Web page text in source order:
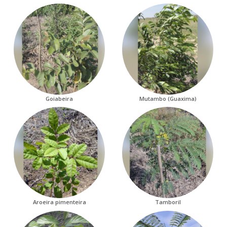
Goiabeira Mutambo (Guaxima)
Aroeira pimenteira Tamboril